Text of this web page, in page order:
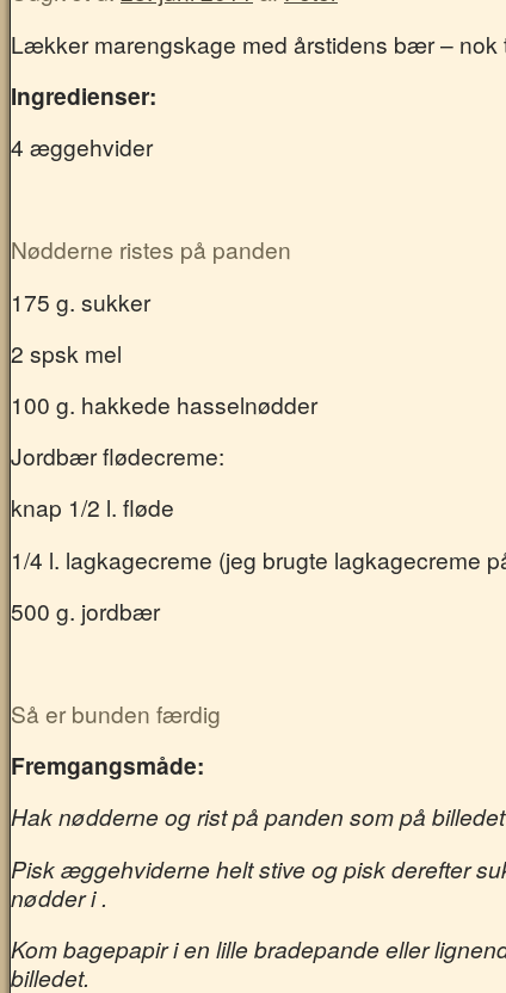
Lækker marengskage med årstidens bær – nok
Ingredienser:
4 æggehvider
Nødderne ristes på panden
175 g. sukker
2 spsk mel
100 g. hakkede hasselnødder
Jordbær flødecreme:
knap 1/2 l. fløde
1/4 l. lagkagecreme (jeg brugte lagkagecreme
500 g. jordbær
Så er bunden færdig
Fremgangsmåde:
Hak nødderne og rist på panden som på
Pisk æggehviderne helt stive og pisk derefter
nødder i .
Kom bagepapir i en lille bradepande eller
billedet.